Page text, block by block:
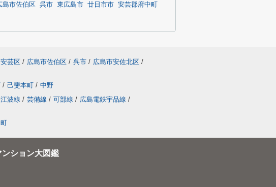
島市佐伯区 呉市 東広島市 廿日市市 安芸郡府中町
芸区 / 広島市佐伯区 / 呉市 / 広島市安佐北区 /
/ 己斐本町 / 中野
波線 / 芸備線 / 可部線 / 広島電鉄宇品線 /
ション大図鑑